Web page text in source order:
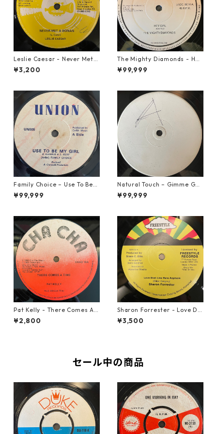
Leslie Caesar - Never Met A
Woman【12-50067】
¥3,200
The Mighty Diamonds - Hey
Girl【12-50053】
¥99,999
Family Choice – Use To Be
My Girl【7-22004】
¥99,999
Natural Touch – Gimme Goo
d Loving【12-50055】
¥99,999
Pat Kelly - There Comes A T
ime【12-50057】
¥2,800
Sharon Forrester - Love Do
n't Live Here Anymore【12-
50068】
¥3,500
セール中の商品